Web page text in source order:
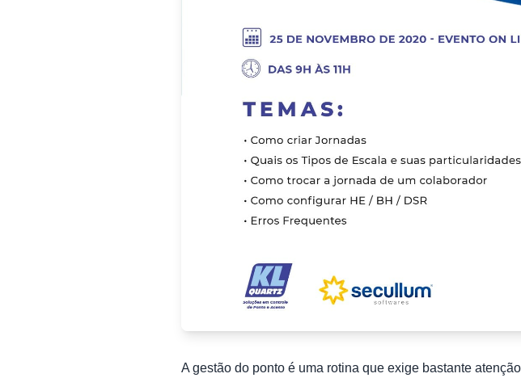
A gestão do ponto é uma rotina que exige bastante